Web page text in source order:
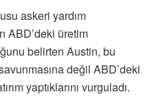
askeri yardım
ABD’deki üretim
belirten Austin, bu
değil ABD’deki
yaptıklarını vurguladı.